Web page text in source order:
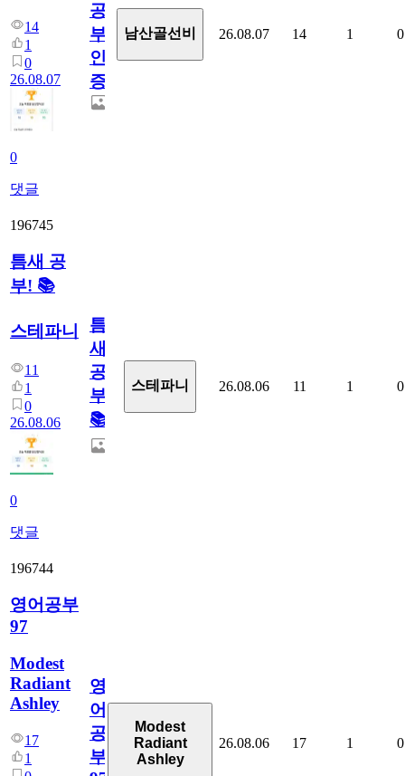
14
1
0
26.08.07
0
댓글
공
부
인
증
남산골선비 26.08.07 14 1 0
196745
틈새 공
부! 📚
스테파니
11
1
0
26.08.06
0
댓글
틈
새
공
부!
📚
스테파니 26.08.06 11 1 0
196744
영어공부
97
Modest
Radiant
Ashley
17
1
영
어
공
부
Modest
Radiant
Ashley
26.08.06 17 1 0